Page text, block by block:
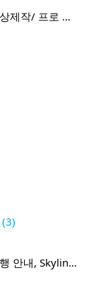
웹사이트 제작/ 컴퓨터 문제해결/ 유튜브 영상제작/ 프로 사진촬영
(3)
*시애틀 산악회, 7/22/2026, 수요일 정기산행 안내, Skyline Trail Loop(Mt. Rainier)*